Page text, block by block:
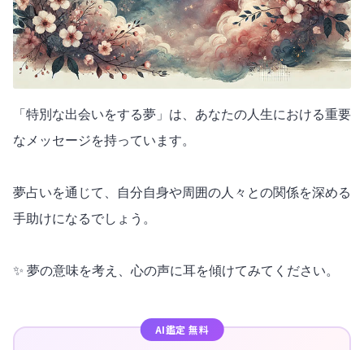
「特別な出会いをする夢」は、あなたの人生における重要
なメッセージを持っています。
夢占いを通じて、自分自身や周囲の人々との関係を深める
手助けになるでしょう。
✨ 夢の意味を考え、心の声に耳を傾けてみてください。
AI鑑定 無料